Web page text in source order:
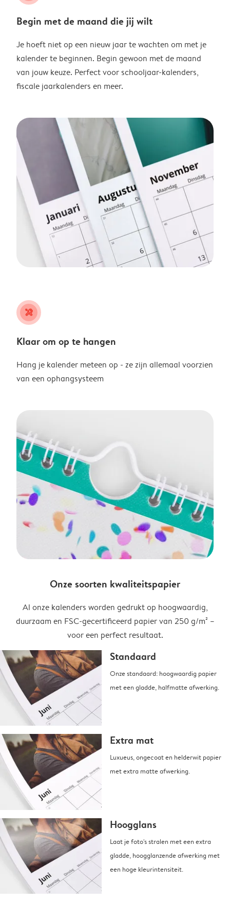
Begin met de maand die jij wilt
Je hoeft niet op een nieuw jaar te wachten om met je
kalender te beginnen. Begin gewoon met de maand
van jouw keuze. Perfect voor schooljaar-kalenders,
fiscale jaarkalenders en meer.
tools
Klaar om op te hangen
Hang je kalender meteen op - ze zijn allemaal voorzien
van een ophangsysteem
Onze soorten kwaliteitspapier
Al onze kalenders worden gedrukt op hoogwaardig,
duurzaam en FSC-gecertificeerd papier van 250 g/m² –
voor een perfect resultaat.
Standaard
Onze standaard: hoogwaardig papier
met een gladde, halfmatte afwerking.
Extra mat
Luxueus, ongecoat en helderwit papier
met extra matte afwerking.
Hoogglans
Laat je foto's stralen met een extra
gladde, hoogglanzende afwerking met
een hoge kleurintensiteit.